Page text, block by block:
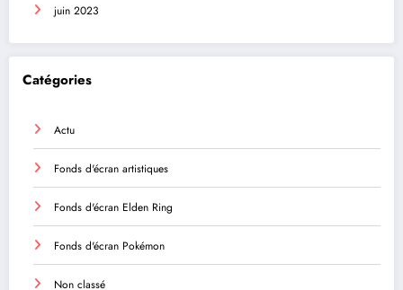
juin 2023
Catégories
Actu
Fonds d'écran artistiques
Fonds d'écran Elden Ring
Fonds d'écran Pokémon
Non classé